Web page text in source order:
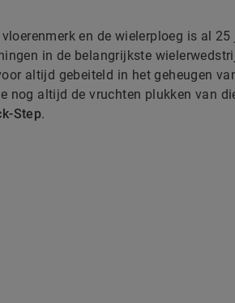
en de wielerploeg is al
in de belangrijkste
altijd gebeiteld in het geheugen
nog altijd de vruchten plukken van
Step.